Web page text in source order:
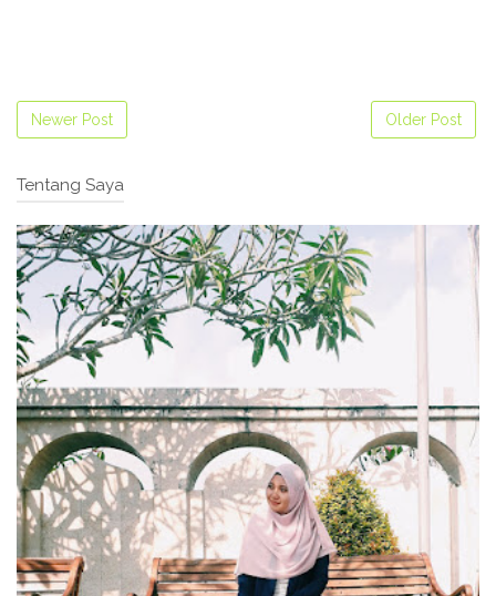
Newer Post Older Post
Tentang Saya